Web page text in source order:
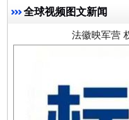
全球视频图文新闻